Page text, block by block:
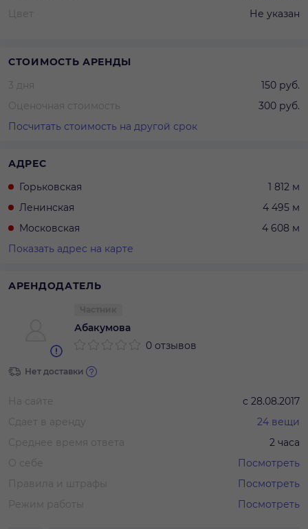
Цвет
Не указан
СТОИМОСТЬ АРЕНДЫ
3 дня
150 руб.
Оценочная стоимость
300 руб.
Посчитать стоимость на другой срок
АДРЕС
Горьковская
1 812 м
Ленинская
4 495 м
Московская
4 608 м
Показать адрес на карте
АРЕНДОДАТЕЛЬ
Абакумова
0 отзывов
Нет доставки
На сайте с 28.08.2017
Сдает в аренду
24 вещи
Среднее время ответа
2 часа
О себе
Посмотреть
Правила и штрафы
Посмотреть
Режим работы
Посмотреть